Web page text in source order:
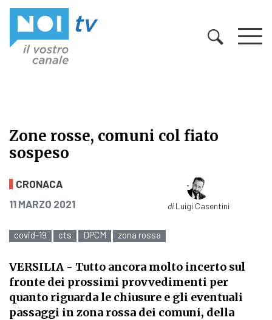
Zone rosse, comuni col fiato
sospeso
Zone rosse, comuni col fiato
CRONACA
PUBBLICATO IL
11 MARZO 2021 diLuigi Casentini
covid-19 cts DPCM zona rossa
VERSILIA - Tutto ancora molto incerto sul
fronte dei prossimi provvedimenti per
quanto riguarda le chiusure e gli eventuali
passaggi in zona rossa dei comuni, della